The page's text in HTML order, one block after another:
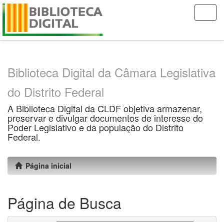
Skip
Biblioteca Digital da Câmara Legislativa
do Distrito Federal
A Biblioteca Digital da CLDF objetiva armazenar,
preservar e divulgar documentos de interesse do
Poder Legislativo e da população do Distrito
Federal.
Página inicial
Página de Busca